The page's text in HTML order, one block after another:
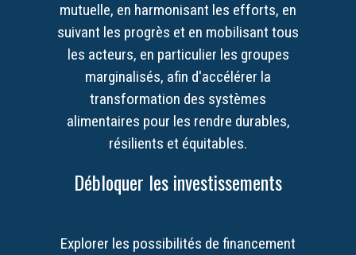
mutuelle, en harmonisant les efforts, en
suivant les progrès et en mobilisant tous
les acteurs, en particulier les groupes
marginalisés, afin d'accélérer la
transformation des systèmes
alimentaires pour les rendre durables,
résilients et équitables.
Débloquer les investissements
Explorer les possibilités de financement